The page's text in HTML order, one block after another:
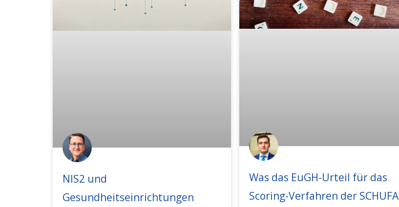
NIS2 und
Gesundheitseinrichtungen
Was das EuGH-Urteil für das
Scoring-Verfahren der SCHUFA